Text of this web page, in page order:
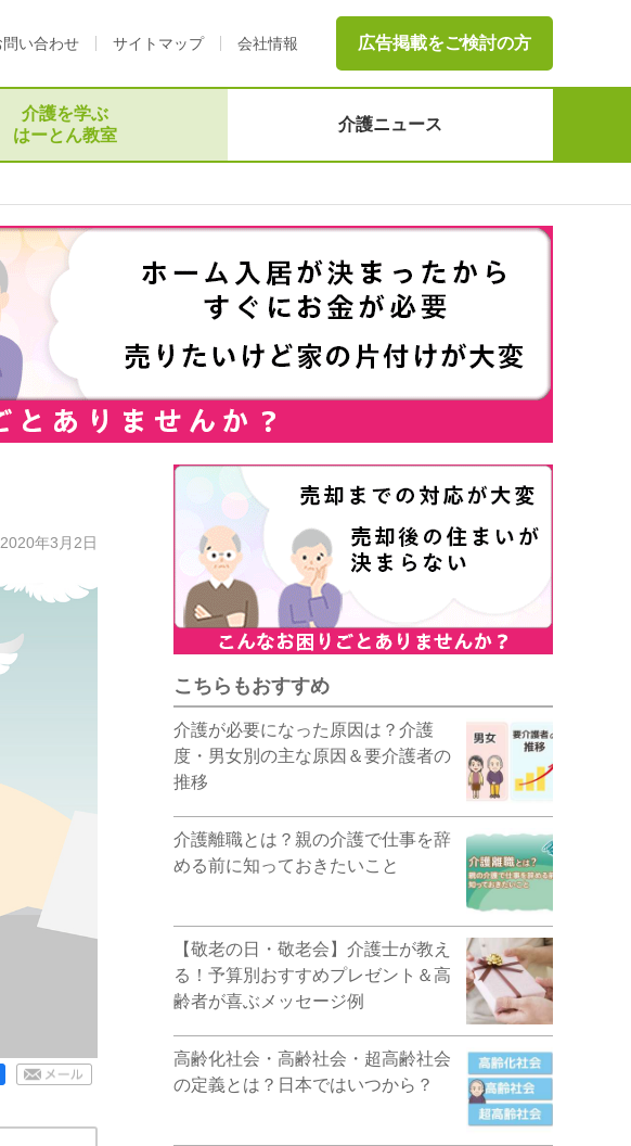
問い合わせ サイトマップ 会社情報 広告掲載をご検討の方
介護を学ぶ
はーとん教室
介護ニュース
2020年3月2日
こちらもおすすめ
介護が必要になった原因は？介護
度・男女別の主な原因＆要介護者の
推移
介護離職とは？親の介護で仕事を辞
める前に知っておきたいこと
【敬老の日・敬老会】介護士が教え
る！予算別おすすめプレゼント＆高
齢者が喜ぶメッセージ例
高齢化社会・高齢社会・超高齢社会
の定義とは？日本ではいつから？